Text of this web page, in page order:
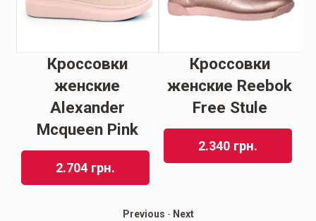
Кроссовки
женские
Alexander
Mcqueen Pink
2.704 грн.
Кроссовки
женские Reebok
Free Stule
2.340 грн.
Previous - Next